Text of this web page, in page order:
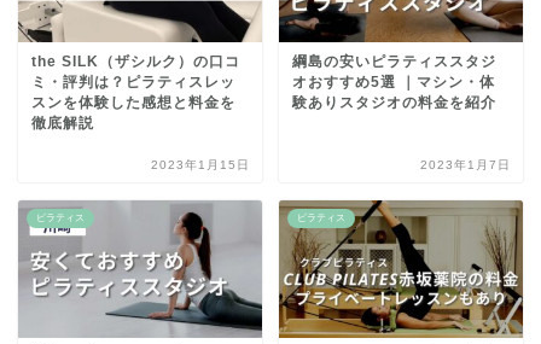
the SILK（ザシルク）の口コ
ミ・評判は？ピラティスレッ
スンを体験した感想と料金を
徹底解説
2023年1月15日
綱島の安いピラティススタジ
オおすすめ5選 ｜マシン・体
験ありスタジオの料金を紹介
2023年1月7日
ピラティス ピラティス